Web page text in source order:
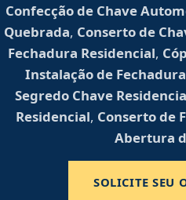
Confecção de Chave
Quebrada, Conserto de
Fechadura Residencial,
Instalação de
Segredo Chave
Residencial, Conserto de
Abertura
SOLICITE SEU